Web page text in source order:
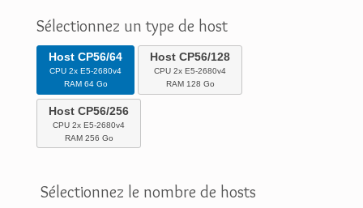
Sélectionnez un type de host
Host CP56/64
CPU 2x E5-2680v4
RAM 64 Go
Host CP56/128
CPU 2x E5-2680v4
RAM 128 Go
Host CP56/256
CPU 2x E5-2680v4
RAM 256 Go
Sélectionnez le nombre de hosts